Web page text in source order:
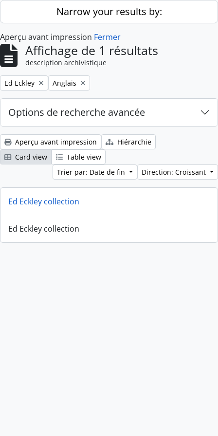
Skip to main contentNarrow your results by:
Aperçu avant impression Fermer
Affichage de 1 résultats
description archivistique
Remove filter:
Ed Eckley Remove filter:
Anglais
Options de recherche avancée
Aperçu avant impression
Hiérarchie
Card view
Table view
Trier par: Date de fin
Direction: Croissant
Ed Eckley collection
Ed Eckley collection